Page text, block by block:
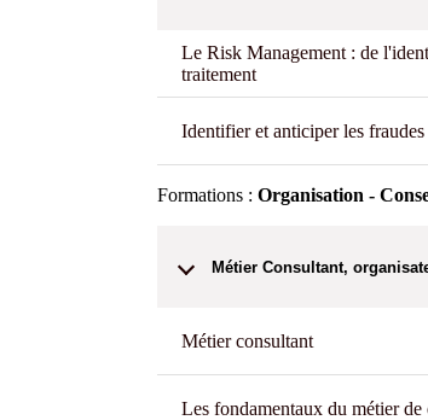
Le Risk Management : de
traitement
Identifier et anticiper les fraudes
Formations : Organisation -
Métier Consultant,
Métier consultant
Les fondamentaux du métier de